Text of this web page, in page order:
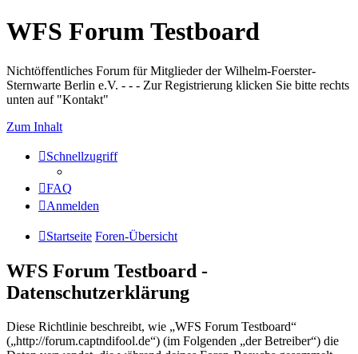
WFS Forum Testboard
Nichtöffentliches Forum für Mitglieder der Wilhelm-Foerster-
Sternwarte Berlin e.V. - - - Zur Registrierung klicken Sie bitte rechts
unten auf "Kontakt"
Zum Inhalt
Schnellzugriff
FAQ
Anmelden
Startseite Foren-Übersicht
WFS Forum Testboard -
Datenschutzerklärung
Diese Richtlinie beschreibt, wie „WFS Forum Testboard“
(„http://forum.captndifool.de“) (im Folgenden „der Betreiber“) die